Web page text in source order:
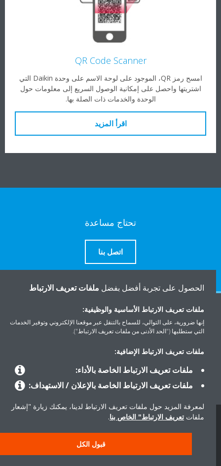
QR Code Scanner
امسح رمز QR، الموجود على لوحة الاسم على وحدة Daikin التي
اشتريتها واحصل على إمكانية الوصول السريع إلى معلومات حول
الوحدة والخدمات ذات الصلة بها.
اقرأ المزيد
تحتاج مساعدة
اتصل بنا
المنتجات
حلول
حول دايكن
حقوق النشر © دايكن
إشعار ملفات تعريف الارتباط
أخلاقيات الشركة
الحصول على تجربة أفضل بفضل ملفات تعريف الارتباط
ملفات تعريف الارتباط الأساسية والوظيفية:
إنها ضرورية، على التوالي، للسماح بالتنقل عبر موقعنا الإلكتروني وتوفير الخدمات
التي ستطلبها ("الحد الأدنى من ملفات تعريف الارتباط").
ملفات تعريف الارتباط الإضافية:
ملفات تعريف الارتباط الخاصة بالأداء:
ملفات تعريف الارتباط الخاصة بالإعلان / الاستهداف:
لمعرفة المزيد حول ملفات تعريف الارتباط لدينا، يمكنك زيارة "إشعار
ملفاتتعريف الارتباط" الخاص بنا.
قبول الكل